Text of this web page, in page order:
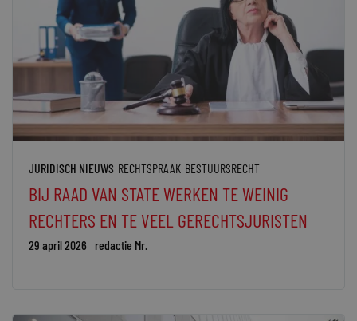
JURIDISCH NIEUWS RECHTSPRAAK BESTUURSRECHT
BIJ RAAD VAN STATE WERKEN TE WEINIG
RECHTERS EN TE VEEL GERECHTSJURISTEN
29 april 2026 redactie Mr.